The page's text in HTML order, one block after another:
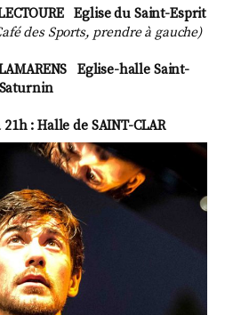
Eglise du Saint-Esprit
des Sports, prendre à gauche)
Eglise-halle Saint-
Saturnin
: Halle de SAINT-CLAR